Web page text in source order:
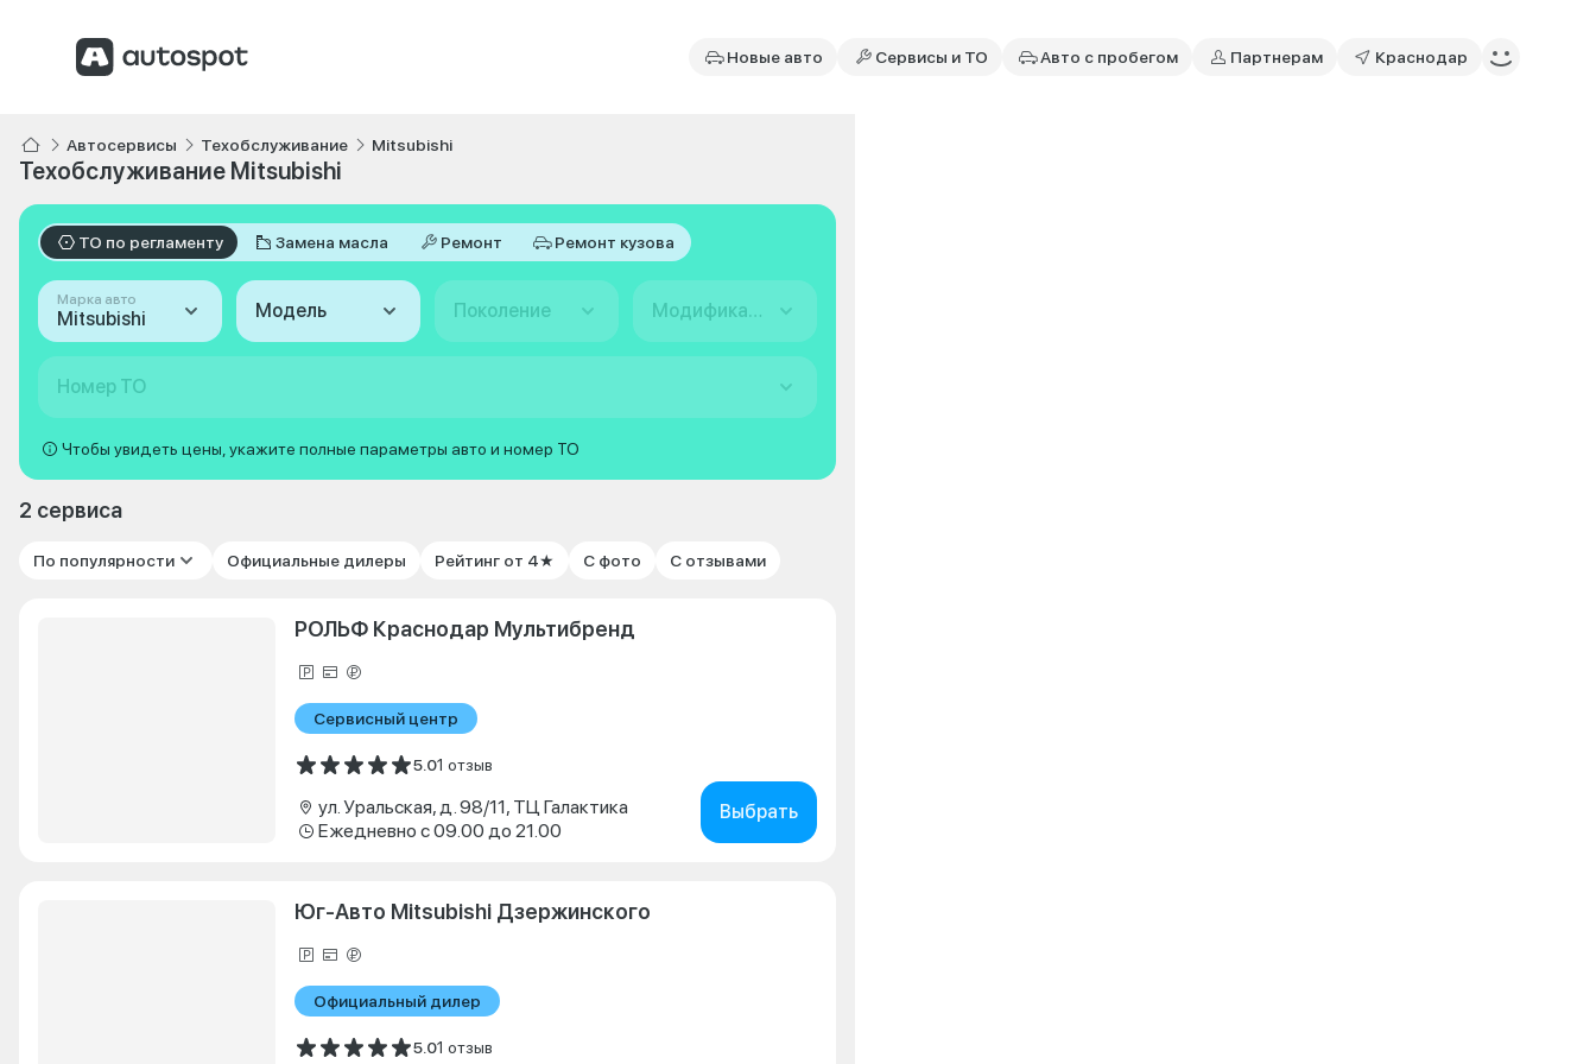
Новые авто Сервисы и ТО Авто с пробегом Партнерам Краснодар
Автосервисы Техобслуживание Mitsubishi
Техобслуживание Mitsubishi
ТО по регламенту Замена масла Ремонт Ремонт кузова
Марка авто
Mitsubishi Модель Поколение Модификация
Номер ТО
Чтобы увидеть цены, укажите полные параметры авто и номер ТО
2 сервиса
По популярности Официальные дилеры Рейтинг от 4★ С фото С отзывами
РОЛЬФ Краснодар Мультибренд
Сервисный центр
5.01 отзыв
ул. Уральская, д. 98/11, ТЦ Галактика
Ежедневно с 09.00 до 21.00
Выбрать
Юг-Авто Mitsubishi Дзержинского
Официальный дилер
5.01 отзыв